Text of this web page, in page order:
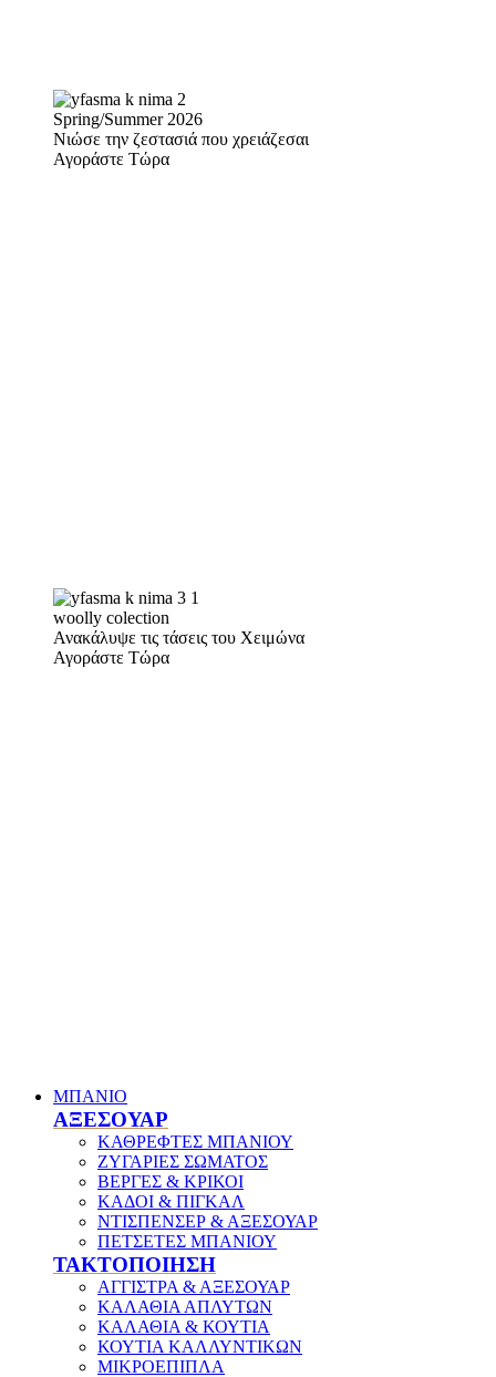
Spring/Summer 2026
Νιώσε την ζεστασιά που χρειάζεσαι
Αγοράστε Τώρα
woolly colection
Ανακάλυψε τις τάσεις του Χειμώνα
Αγοράστε Τώρα
ΜΠΑΝΙΟ
ΑΞΕΣΟΥΑΡ
ΚΑΘΡΕΦΤΕΣ ΜΠΑΝΙΟΥ
ΖΥΓΑΡΙΕΣ ΣΩΜΑΤΟΣ
ΒΕΡΓΕΣ & ΚΡΙΚΟΙ
ΚΑΔΟΙ & ΠΙΓΚΑΛ
ΝΤΙΣΠΕΝΣΕΡ & ΑΞΕΣΟΥΑΡ
ΠΕΤΣΕΤΕΣ ΜΠΑΝΙΟΥ
ΤΑΚΤΟΠΟΙΗΣΗ
ΑΓΓΙΣΤΡΑ & ΑΞΕΣΟΥΑΡ
ΚΑΛΑΘΙΑ ΑΠΛΥΤΩΝ
ΚΑΛΑΘΙΑ & ΚΟΥΤΙΑ
ΚΟΥΤΙΑ ΚΑΛΛΥΝΤΙΚΩΝ
ΜΙΚΡΟΕΠΙΠΛΑ